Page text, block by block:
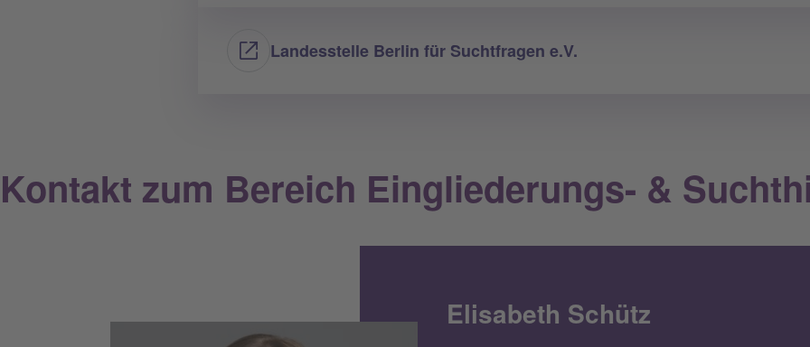
Landesstelle Berlin für Suchtfragen e.V.
Kontakt zum Bereich Eingliederungs- &
Elisabeth Schütz